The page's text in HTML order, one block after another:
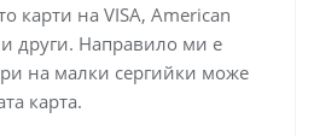
карти на VISA, American
други. Направило ми е
на малки сергийки може
карта.